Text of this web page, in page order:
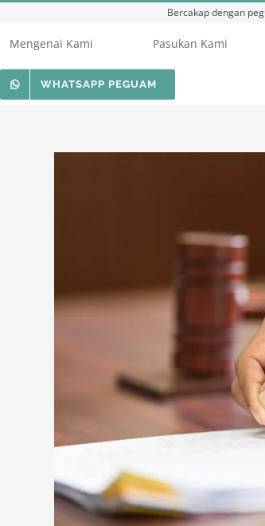
Bercakap dengan peguam, sila
Mengenai Kami Pasukan Kami
WHATSAPP PEGUAM